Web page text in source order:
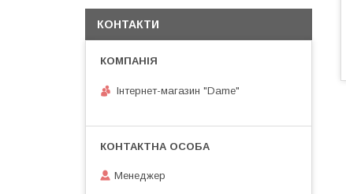
КОНТАКТИ
Інтернет-магазин "Dame"
Менеджер